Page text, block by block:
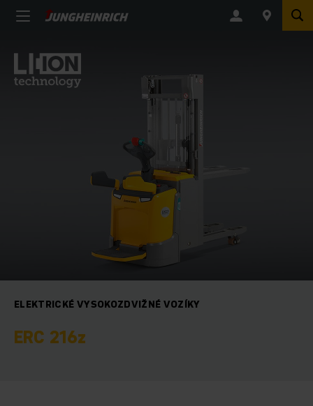
ELEKTRICKÉ VYSOKOZDVIŽNÉ VOZÍKY
ERC 216z